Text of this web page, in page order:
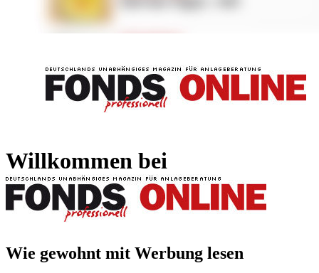
Willkommen bei
Wie gewohnt mit Werbung lesen